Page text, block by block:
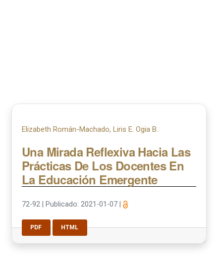
Elizabeth Román-Machado, Liris E. Ogia B.
Una Mirada Reflexiva Hacia Las
Prácticas De Los Docentes En
La Educación Emergente
72-92 Publicado: 2021-01-07
PDF HTML